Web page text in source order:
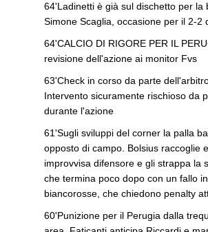
64'Ladinetti è già sul dischetto per
Simone Scaglia, occasione per il 2-2
64'CALCIO DI RIGORE PER IL
revisione dell'azione ai monitor Fvs
63'Check in corso da parte
Intervento sicuramente rischioso da
durante l'azione
61'Sugli sviluppi del corner la palla
opposto di campo. Bolsius raccoglie
improvvisa difensore e gli strappa la
che termina poco dopo con un fallo
biancorosse, che chiedono penalty
60'Punizione per il Perugia dalla